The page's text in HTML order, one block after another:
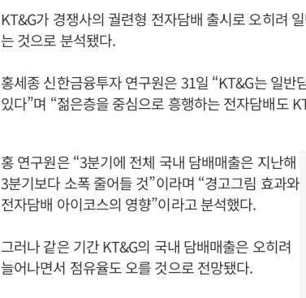
KT&G가 경쟁사의 궐련형 전자담배 출시로 오히려
는 것으로 분석됐다.
홍세종 신한금융투자 연구원은 31일 “KT&G는 일
있다”며 “젊은층을 중심으로 흥행하는 전자담배도
홍 연구원은 “3분기에 전체 국내 담배매출은 지난해
3분기보다 소폭 줄어들 것”이라며 “경고그림 효과와
전자담배 아이코스의 영향”이라고 분석했다.
그러나 같은 기간 KT&G의 국내 담배매출은 오히려
늘어나면서 점유율도 오를 것으로 전망됐다.